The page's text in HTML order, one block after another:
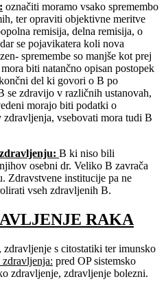
: označiti moramo vsako spremembo
ter opraviti objektivne meritve
remisija, delna remisija, o
se pojavikatera koli nova
spremembe so manjše kot prej
biti natančno opisan postopek
del ki govori o B po
se zdravijo v različnih ustanovah,
morajo biti podatki o
vsebovati mora tudi B
: B ki niso bili
osebni dr. Veliko B zavrača
Zdravstvene institucije pa ne
vseh zdravljenih B.
RAKA
s citostatiki ter imunsko
zdravljenja: pred OP sistemsko
zdravljenje, zdravljenje bolezni.